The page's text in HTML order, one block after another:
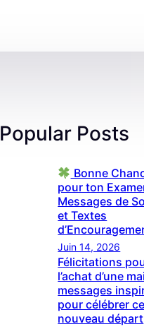
Popular Posts
Bonne
pour ton
Messages de
et Textes
Juin 14, 2026
Félicitations
l’achat d’une
messages
pour célébrer ce
nouveau départ